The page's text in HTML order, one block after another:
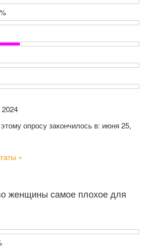
2024
опросу закончилось в: июня 25,
»
женщины самое плохое для